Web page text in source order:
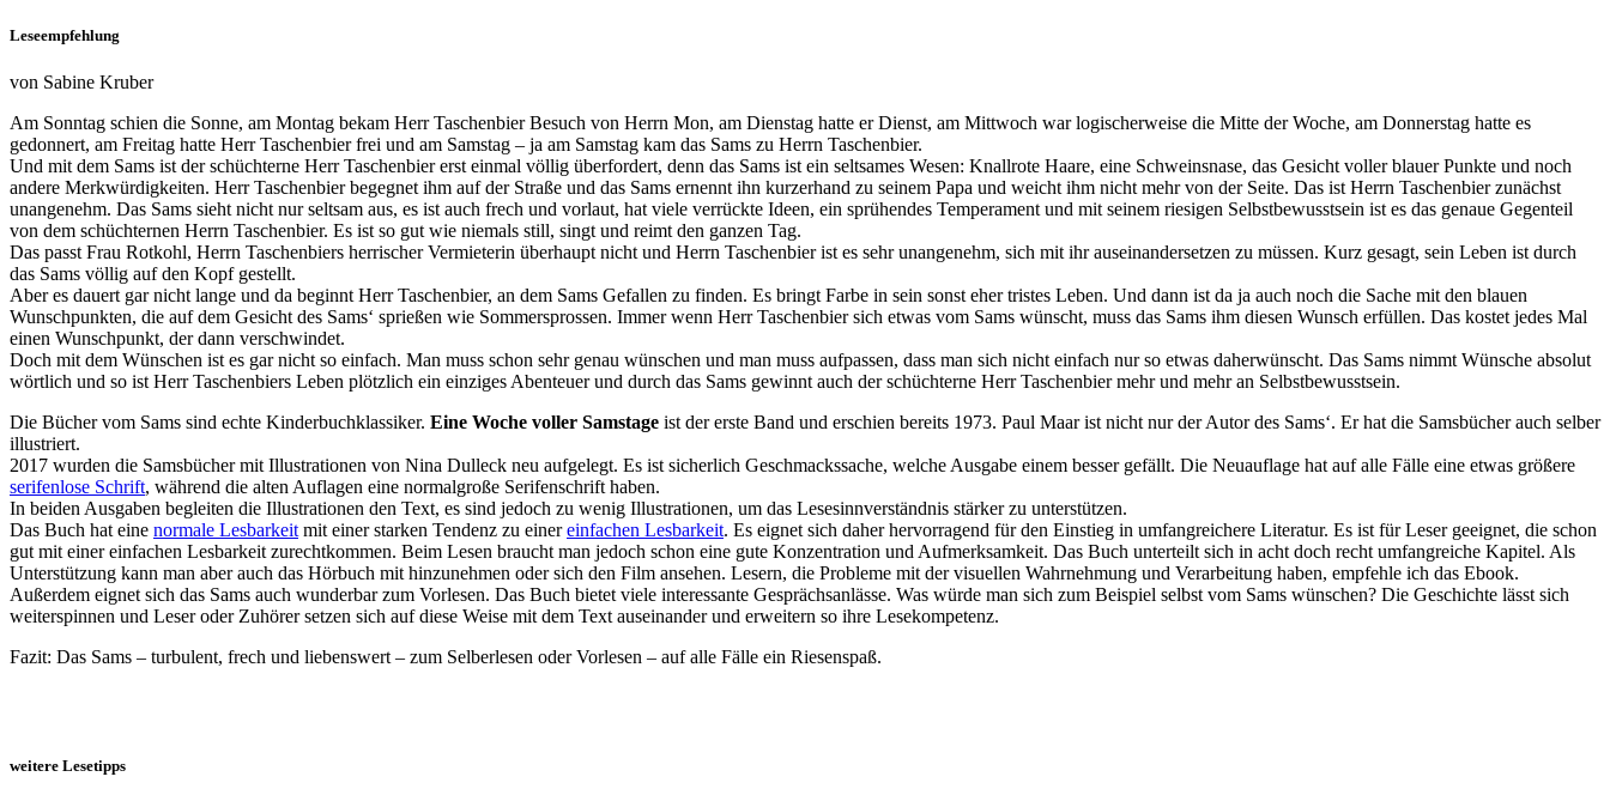
Leseempfehlung
von Sabine Kruber
Am Sonntag schien die Sonne, am Montag bekam Herr Taschenbier Besuch von Herrn Mon, am Dienstag hatte er Dienst, am Mittwoch war logischerweise die Mitte der Woche, am Donnerstag hatte es
gedonnert, am Freitag hatte Herr Taschenbier frei und am Samstag – ja am Samstag kam das Sams zu Herrn Taschenbier.
Und mit dem Sams ist der schüchterne Herr Taschenbier erst einmal völlig überfordert, denn das Sams ist ein seltsames Wesen: Knallrote Haare, eine Schweinsnase, das Gesicht voller blauer Punkte und noch
andere Merkwürdigkeiten. Herr Taschenbier begegnet ihm auf der Straße und das Sams ernennt ihn kurzerhand zu seinem Papa und weicht ihm nicht mehr von der Seite. Das ist Herrn Taschenbier zunächst
unangenehm. Das Sams sieht nicht nur seltsam aus, es ist auch frech und vorlaut, hat viele verrückte Ideen, ein sprühendes Temperament und mit seinem riesigen Selbstbewusstsein ist es das genaue Gegenteil
von dem schüchternen Herrn Taschenbier. Es ist so gut wie niemals still, singt und reimt den ganzen Tag.
Das passt Frau Rotkohl, Herrn Taschenbiers herrischer Vermieterin überhaupt nicht und Herrn Taschenbier ist es sehr unangenehm, sich mit ihr auseinandersetzen zu müssen. Kurz gesagt, sein Leben ist durch
das Sams völlig auf den Kopf gestellt.
Aber es dauert gar nicht lange und da beginnt Herr Taschenbier, an dem Sams Gefallen zu finden. Es bringt Farbe in sein sonst eher tristes Leben. Und dann ist da ja auch noch die Sache mit den blauen
Wunschpunkten, die auf dem Gesicht des Sams‘ sprießen wie Sommersprossen. Immer wenn Herr Taschenbier sich etwas vom Sams wünscht, muss das Sams ihm diesen Wunsch erfüllen. Das kostet jedes Mal
einen Wunschpunkt, der dann verschwindet.
Doch mit dem Wünschen ist es gar nicht so einfach. Man muss schon sehr genau wünschen und man muss aufpassen, dass man sich nicht einfach nur so etwas daherwünscht. Das Sams nimmt Wünsche absolut
wörtlich und so ist Herr Taschenbiers Leben plötzlich ein einziges Abenteuer und durch das Sams gewinnt auch der schüchterne Herr Taschenbier mehr und mehr an Selbstbewusstsein.
Die Bücher vom Sams sind echte Kinderbuchklassiker. Eine Woche voller Samstage ist der erste Band und erschien bereits 1973. Paul Maar ist nicht nur der Autor des Sams‘. Er hat die Samsbücher auch selber
illustriert.
2017 wurden die Samsbücher mit Illustrationen von Nina Dulleck neu aufgelegt. Es ist sicherlich Geschmackssache, welche Ausgabe einem besser gefällt. Die Neuauflage hat auf alle Fälle eine etwas größere
serifenlose Schrift, während die alten Auflagen eine normalgroße Serifenschrift haben.
In beiden Ausgaben begleiten die Illustrationen den Text, es sind jedoch zu wenig Illustrationen, um das Lesesinnverständnis stärker zu unterstützen.
Das Buch hat eine normale Lesbarkeit mit einer starken Tendenz zu einereinfachen Lesbarkeit. Es eignet sich daher hervorragend für den Einstieg in umfangreichere Literatur. Es ist für Leser geeignet, die schon
gut mit einer einfachen Lesbarkeit zurechtkommen. Beim Lesen braucht man jedoch schon eine gute Konzentration und Aufmerksamkeit. Das Buch unterteilt sich in acht doch recht umfangreiche Kapitel. Als
Unterstützung kann man aber auch das Hörbuch mit hinzunehmen oder sich den Film ansehen. Lesern, die Probleme mit der visuellen Wahrnehmung und Verarbeitung haben, empfehle ich das Ebook.
Außerdem eignet sich das Sams auch wunderbar zum Vorlesen. Das Buch bietet viele interessante Gesprächsanlässe. Was würde man sich zum Beispiel selbst vom Sams wünschen? Die Geschichte lässt sich
weiterspinnen und Leser oder Zuhörer setzen sich auf diese Weise mit dem Text auseinander und erweitern so ihre Lesekompetenz.
Fazit: Das Sams – turbulent, frech und liebenswert – zum Selberlesen oder Vorlesen – auf alle Fälle ein Riesenspaß.
weitere Lesetipps